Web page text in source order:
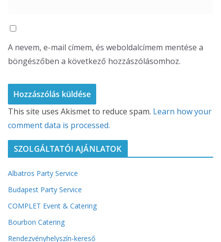
A nevem, e-mail címem, és weboldalcímem mentése a
böngészőben a következő hozzászólásomhoz.
This site uses Akismet to reduce spam. Learn how your
comment data is processed.
SZOLGÁLTATÓI AJÁNLATOK
Albatros Party Service
Budapest Party Service
COMPLET Event & Catering
Bourbon Catering
Rendezvényhelyszín-kereső